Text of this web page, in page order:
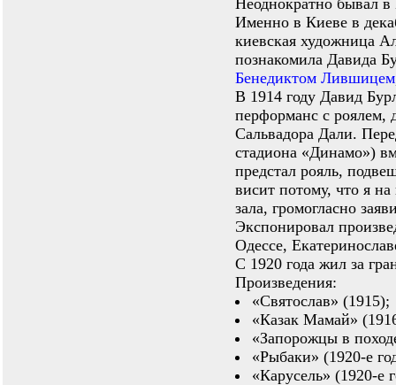
Неоднократно бывал в
Именно в Киеве в
киевская художница
познакомила Давида
Бенедиктом Лившицем
В 1914 году Давид
перформанс с роялем,
Сальвадора Дали.
стадиона «Динамо»)
предстал рояль,
висит потому, что я
зала, громогласно
Экспонировал
Одессе,
С 1920 года жил за
Произведения:
«Святослав» (1915);
«Казак Мамай»
«Запорожцы в
«Рыбаки» (1920-е
«Карусель» (1920-е